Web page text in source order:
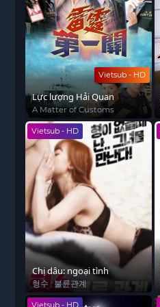
Vietsub - HD
Lực lượng Hải Quan
A Matter of Customs
Vietsub - HD
Chị dâu: ngoại tình
형수 : 불륜관계
Vietsub - HD